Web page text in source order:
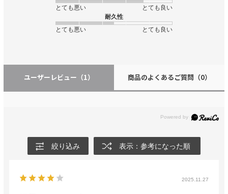
とても悪い
とても良い
耐久性
とても悪い
とても良い
ユーザーレビュー （1） 商品のよくあるご質問 （0）
絞り込み 表示：参考になった順
2025.11.27